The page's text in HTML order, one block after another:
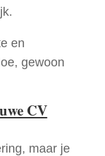
en
gewoon
CV
maar je